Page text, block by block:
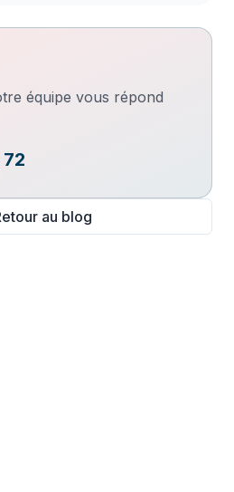
équipe vous répond
au blog